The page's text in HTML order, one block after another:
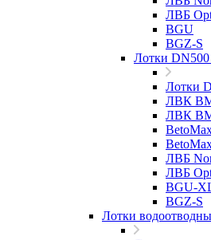
ЛВБ
BGU
BGZ-S
Лотки DN500
Лотки
ЛВК
ЛВК
ЛВБ
ЛВБ
BGU-
BGZ-S
Лотки